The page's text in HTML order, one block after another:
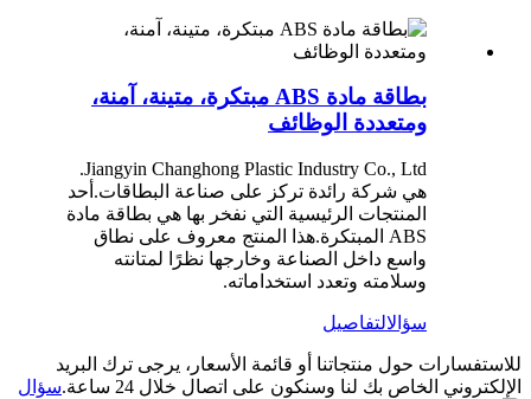
بطاقة مادة ABS مبتكرة، متينة، آمنة،
ومتعددة الوظائف
Jiangyin Changhong Plastic Industry Co., Ltd.
هي شركة رائدة تركز على صناعة البطاقات.أحد
المنتجات الرئيسية التي نفخر بها هي بطاقة مادة
ABS المبتكرة.هذا المنتج معروف على نطاق
واسع داخل الصناعة وخارجها نظرًا لمتانته
وسلامته وتعدد استخداماته.
سؤالالتفاصيل
للاستفسارات حول منتجاتنا أو قائمة الأسعار، يرجى ترك البريد
الإلكتروني الخاص بك لنا وسنكون على اتصال خلال 24 ساعة.
سؤال